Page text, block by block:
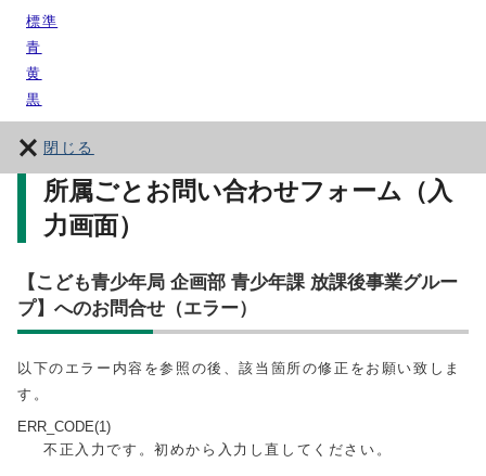
標準
青
黄
黒
閉じる
所属ごとお問い合わせフォーム（入
力画面）
【こども青少年局 企画部 青少年課 放課後事業グルー
プ】へのお問合せ（エラー）
以下のエラー内容を参照の後、該当箇所の修正をお願い致しま
す。
ERR_CODE(1)
不正入力です。初めから入力し直してください。